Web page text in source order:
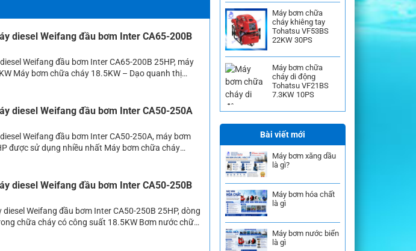
diesel Weifang đầu bơm Inter CA65-200B
Weifang đầu bơm Inter CA65-200B 25HP, máy
Máy bơm chữa cháy 18.5KW – Dạo quanh thị
có thể thấy được rằng các sản phẩm được sử dụng
phòng cháy chữa cháy vô cùng đa dạng với nhiều
diesel Weifang đầu bơm Inter CA50-250A
Weifang đầu bơm Inter CA50-250A, máy bơm
được sử dụng nhiều nhất Máy bơm chữa cháy
công nghiệp có công suất 22KW chuyên được
nước phục vụ công tác chữa cháy. Hiện có khá
diesel Weifang đầu bơm Inter CA50-250B
Weifang đầu bơm Inter CA50-250B 25HP, dòng
chữa cháy có công suất 18.5KW Bơm nước chữa
được sử dụng nhiều nhất hiện nay, bởi đây là sản
đem đến lượng nước vô cùng lớn bởi […]
Máy bơm chữa
cháy khiêng tay
Tohatsu VF53BS
22KW 30PS
Máy bơm chữa
cháy di động
Tohatsu VF21BS
7.3KW 10PS
Bài viết mới
Máy bơm xăng dầu
là gì?
Máy bơm hóa chất
là gì
Máy bơm nước biển
là gì